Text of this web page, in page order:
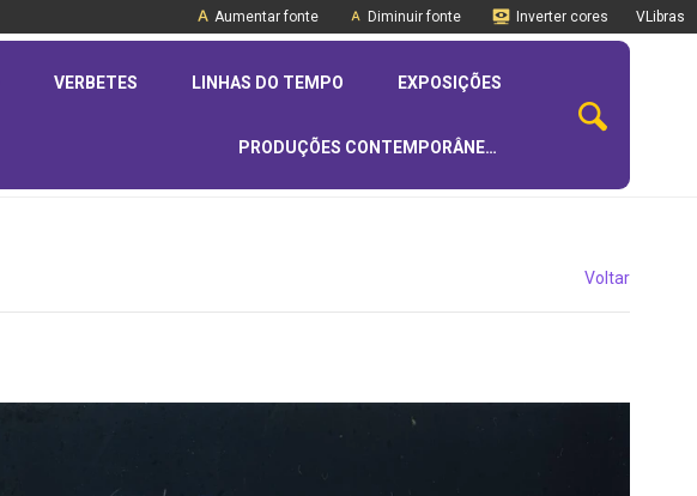
Aumentar fonte Diminuir fonte Inverter cores VLibras
VERBETES LINHAS DO TEMPO EXPOSIÇÕES
PRODUÇÕES CONTEMPORÂNEAS
Voltar